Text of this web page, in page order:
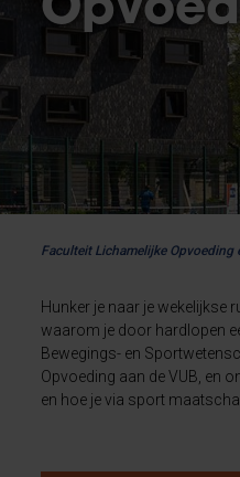
Faculteit Lichamelijke Opvoeding
Hunker je naar je wekelijkse
waarom je door hardlopen
Bewegings- en
Opvoeding aan de VUB, en
en hoe je via sport